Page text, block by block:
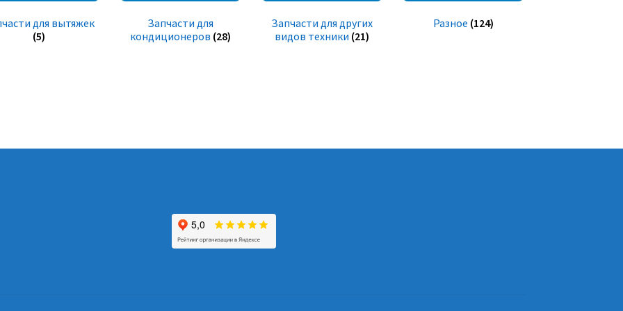
для вытяжек
(5)
Запчасти для
кондиционеров (28)
Запчасти для других
видов техники (21)
Разное (124)